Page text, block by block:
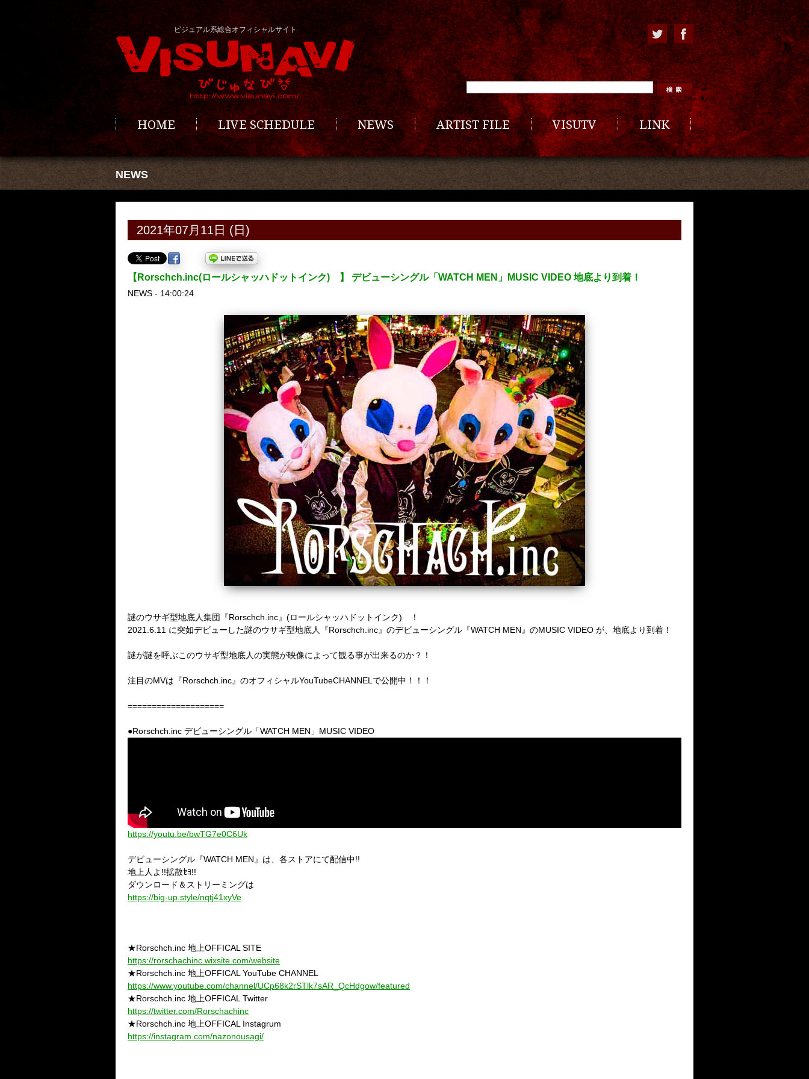
ビジュアル系総合オフィシャルサイト
HOME LIVE SCHEDULE NEWS ARTIST FILE VISUTV LINK
NEWS
2021年07月11日 (日)
【Rorschch.inc(ロールシャッハドットインク) 】 デビューシングル「WATCH MEN」MUSIC VIDEO 地底より到着！
NEWS - 14:00:24
謎のウサギ型地底人集団 『Rorschch.inc』(ロールシャッハドットインク) ！
2021.6.11 に突如デビューした謎のウサギ型地底人『Rorschch.inc』のデビューシングル『WATCH MEN』のMUSIC VIDEO が、地底より到着！
謎が謎を呼ぶこのウサギ型地底人の実態が映像によって観る事が出来るのか？！
注目のMVは 『Rorschch.inc』のオフィシャルYouTubeCHANNELで公開中！！！
====================
●Rorschch.inc デビューシングル「WATCH MEN」MUSIC VIDEO
https://youtu.be/bwTG7e0C6Uk
デビューシングル『WATCH MEN』は、各ストアにて配信中!!
地上人よ!!拡散ｾﾖ!!
ダウンロード＆ストリーミングは
https://big-up.style/nqtj41xyVe
★Rorschch.inc 地上OFFICAL SITE
https://rorschachinc.wixsite.com/website
★Rorschch.inc 地上OFFICAL YouTube CHANNEL
https://www.youtube.com/channel/UCp68k2rSTlk7sAR_QcHdgow/featured
★Rorschch.inc 地上OFFICAL Twitter
https://twitter.com/Rorschachinc
★Rorschch.inc 地上OFFICAL Instagrum
https://instagram.com/nazonousagi/